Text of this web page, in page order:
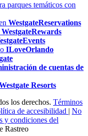
parques temáticos con
WestgateReservations
WestgateRewards
ILoveOrlando
de cuentas de
Resorts
los derechos. Términos
de accesibilidad | No
y condiciones del
Rastreo